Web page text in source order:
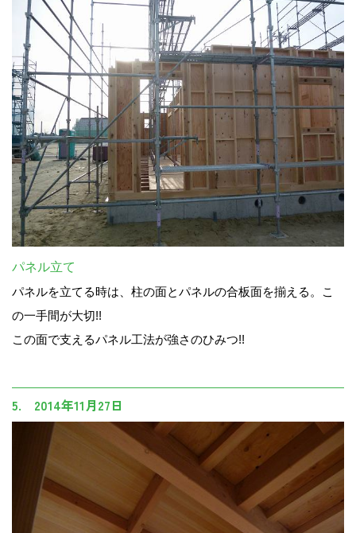
パネル立て
パネルを立てる時は、柱の面とパネルの合板面を揃える。こ
の一手間が大切!!
この面で支えるパネル工法が強さのひみつ!!
5. 2014年11月27日